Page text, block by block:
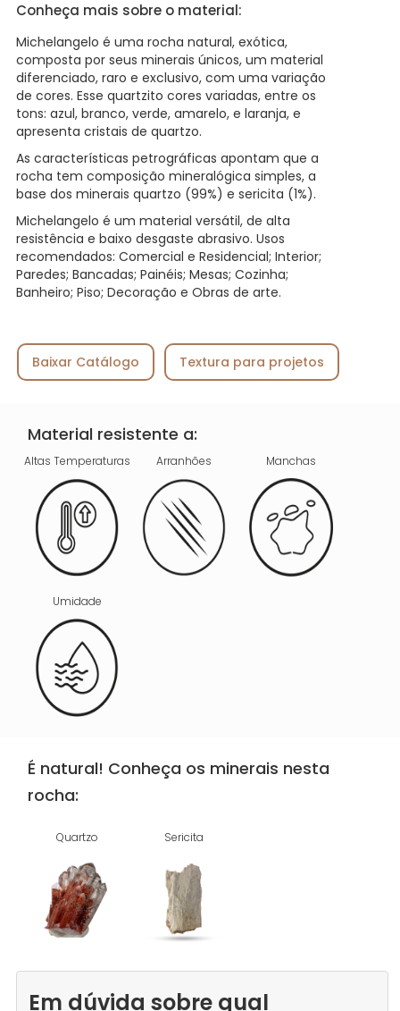
Conheça mais sobre o material:
Michelangelo é uma rocha natural, exótica,
composta por seus minerais únicos, um material
diferenciado, raro e exclusivo, com uma variação
de cores. Esse quartzito cores variadas, entre os
tons: azul, branco, verde, amarelo, e laranja, e
apresenta cristais de quartzo.
As características petrográficas apontam que a
rocha tem composição mineralógica simples, a
base dos minerais quartzo (99%) e sericita (1%).
Michelangelo é um material versátil, de alta
resistência e baixo desgaste abrasivo. Usos
recomendados: Comercial e Residencial; Interior;
Paredes; Bancadas; Painéis; Mesas; Cozinha;
Banheiro; Piso; Decoração e Obras de arte.
Baixar Catálogo Textura para projetos
Material resistente a:
Altas Temperaturas Arranhões Manchas
Umidade
É natural! Conheça os minerais nesta
rocha:
Quartzo Sericita
Em dúvida sobre qual